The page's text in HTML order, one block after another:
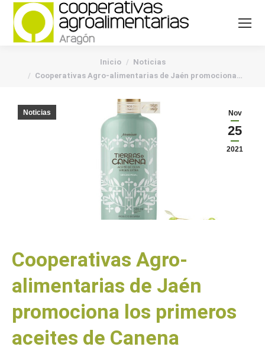
Inicio
Noticias
Cooperativas Agro-alimentarias de Jaén promociona…
Nov
25
2021
Noticias
Cooperativas Agro-
alimentarias de Jaén
promociona los primeros
aceites de Canena